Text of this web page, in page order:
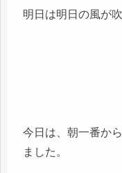
明日は明日の風が吹
今日は、朝一番か
ました。